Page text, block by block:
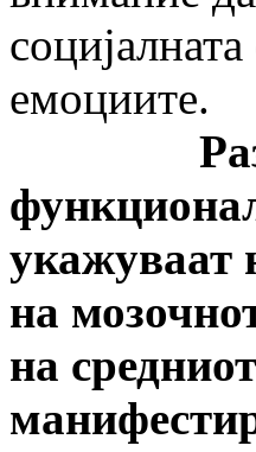
емоциите.
укажуваат
на
на